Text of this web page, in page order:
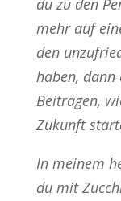
du zu den
mehr auf
den
haben,
Beiträgen,
Zukunft
In meinem
du mit